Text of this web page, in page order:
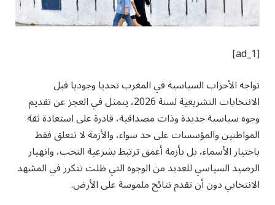
[ad_1]
تواجه الأحزاب السياسية في المغرب تحديا وجوديا قبل
الانتخابات التشريعية لسنة 2026، يتمثل في العجز عن تقديم
وجوه سياسية جديدة وذات مصداقية، قادرة على استعادة ثقة
المواطنين والمؤسسات على حد سواء، والأزمة لا تتعلق فقط
باختيار الأسماء، بل بأزمة أعمق ترتبط بشرعية النخب، وانهيار
الرصيد السياسي للعديد من الوجوه التي ظلت تتكرر في المشهد
الانتخابي دون أن تقدم نتائج ملموسة على الأرض.